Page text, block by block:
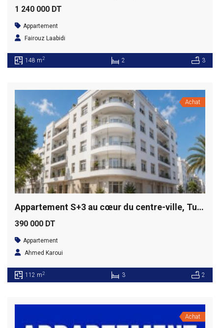
1 240 000 DT
Appartement
Fairouz Laabidi
148 m2 2 3
Achat
Appartement S+3 au cœur du centre-ville, Tunis
390 000 DT
Appartement
Ahmed Karoui
112 m2 3 2
Achat